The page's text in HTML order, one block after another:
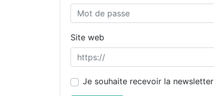
Site web
Je souhaite recevoir la newsletter